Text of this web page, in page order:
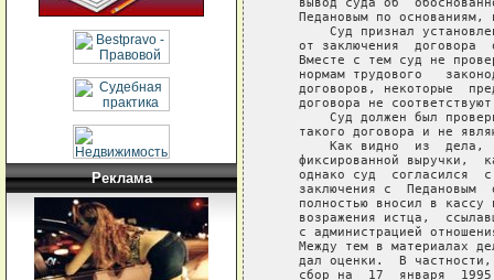
Реклама
Педановым по основаниям,
Суд признал
от заключения  договора
Вместе с тем суд не
нормам трудового
договоров, некоторые
договора не
Суд должен был
такого договора и не
Как видно  из  дела,
фиксированной выручки,
однако суд  согласился
заключения с  Педановым
полностью вносил в кассу
возражения истца,
с администрацией
Между тем в материалах
дал оценки.  В
сбор на  17  января